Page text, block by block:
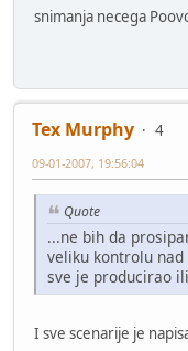
snimanja necega
Tex Murphy
4
09-01-2007, 19:56:04
Quote
...ne bih da
veliku kontrolu
sve je producirao
I sve scenarije je